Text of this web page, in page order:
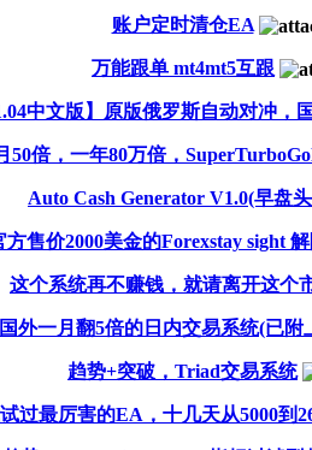
账户定时清仓EA
万能跟单 mt4mt5互跟
中文版】原版俄罗斯自动对冲，
50倍，一年80万倍，
Auto Cash Generator V1.0(早盘
售价2000美金的Forexstay sight
这个系统再不赚钱，就请离开这个
国外一月翻5倍的日内交易系统(已附
趋势+突破，Triad交易系统
过最厉害的EA，十几天从5000到